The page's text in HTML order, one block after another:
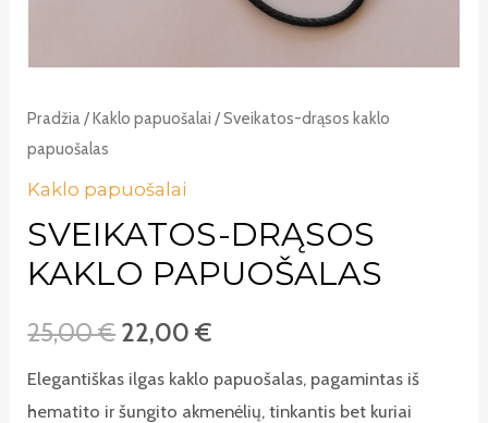
Pradžia /Kaklo papuošalai / Sveikatos-drąsos kaklo
papuošalas
Kaklo papuošalai
SVEIKATOS-DRĄSOS
KAKLO PAPUOŠALAS
25,00€ 22,00€
Elegantiškas ilgas kaklo papuošalas, pagamintas iš
hematito ir šungito akmenėlių, tinkantis bet kuriai